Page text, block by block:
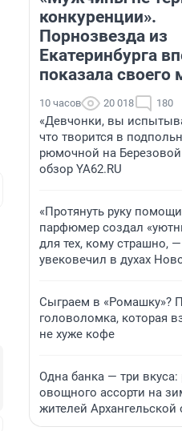
конкуренции».
Порнозвезда из
Екатеринбурга
показала своего
10 часов 20 018 180
«Девчонки, вы
что творится в
рюмочной на
обзор YA62.RU
«Протянуть руку
парфюмер создал
для тех, кому страшно,
увековечил в духах
Сыграем в «Ромашку»?
головоломка, которая
не хуже кофе
Одна банка — три вкуса:
овощного ассорти на
жителей Архангельской